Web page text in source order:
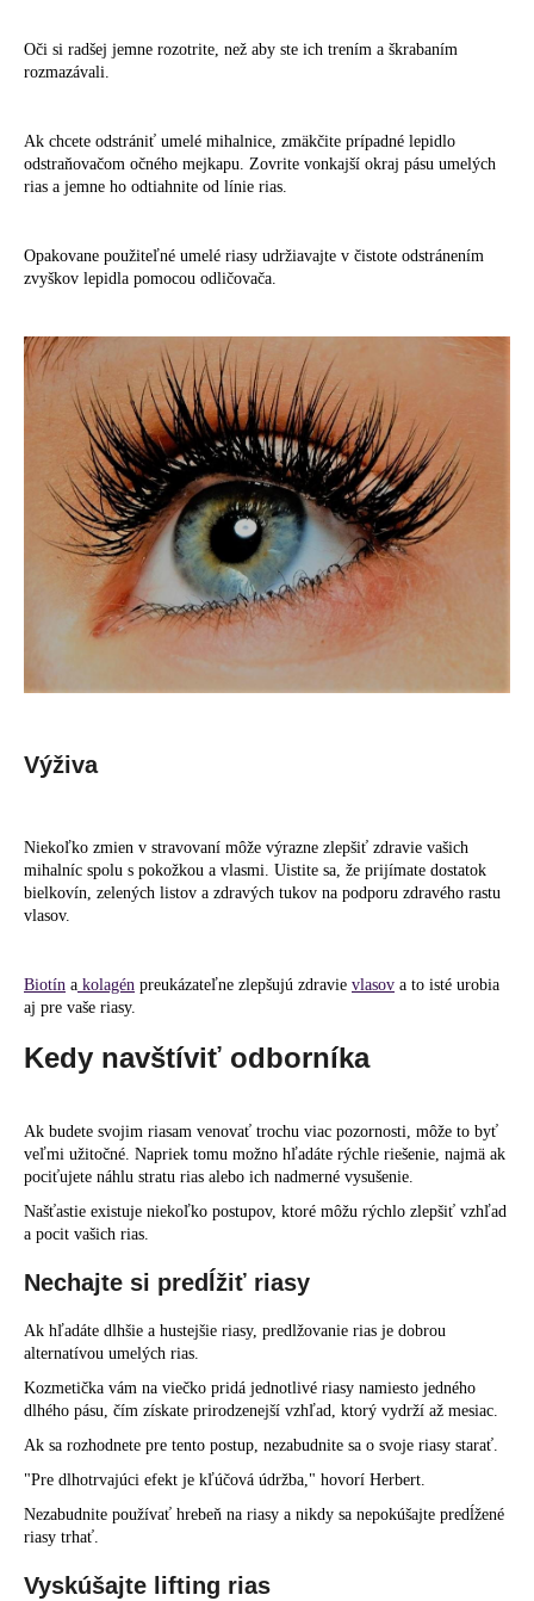
Oči si radšej jemne rozotrite, než aby ste ich trením a škrabaním
rozmazávali.
Ak chcete odstrániť umelé mihalnice, zmäkčite prípadné lepidlo
odstraňovačom očného mejkapu. Zovrite vonkajší okraj pásu umelých
rias a jemne ho odtiahnite od línie rias.
Opakovane použiteľné umelé riasy udržiavajte v čistote odstránením
zvyškov lepidla pomocou odličovača.
Výživa
Niekoľko zmien v stravovaní môže výrazne zlepšiť zdravie vašich
mihalníc spolu s pokožkou a vlasmi. Uistite sa, že prijímate dostatok
bielkovín, zelených listov a zdravých tukov na podporu zdravého rastu
vlasov.
Biotín a kolagén preukázateľne zlepšujú zdravie vlasov a to isté urobia
aj pre vaše riasy.
Kedy navštíviť odborníka
Ak budete svojim riasam venovať trochu viac pozornosti, môže to byť
veľmi užitočné. Napriek tomu možno hľadáte rýchle riešenie, najmä ak
pociťujete náhlu stratu rias alebo ich nadmerné vysušenie.
Našťastie existuje niekoľko postupov, ktoré môžu rýchlo zlepšiť vzhľad
a pocit vašich rias.
Nechajte si predĺžiť riasy
Ak hľadáte dlhšie a hustejšie riasy, predlžovanie rias je dobrou
alternatívou umelých rias.
Kozmetička vám na viečko pridá jednotlivé riasy namiesto jedného
dlhého pásu, čím získate prirodzenejší vzhľad, ktorý vydrží až mesiac.
Ak sa rozhodnete pre tento postup, nezabudnite sa o svoje riasy starať.
"Pre dlhotrvajúci efekt je kľúčová údržba," hovorí Herbert.
Nezabudnite používať hrebeň na riasy a nikdy sa nepokúšajte predĺžené
riasy trhať.
Vyskúšajte lifting rias